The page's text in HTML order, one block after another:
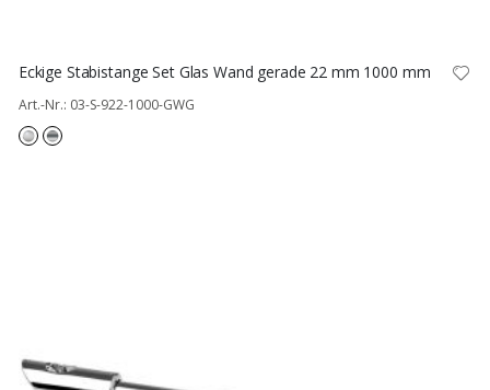
Eckige Stabistange Set Glas Wand gerade 22 mm 1000 mm
Art.-Nr.: 03-S-922-1000-GWG